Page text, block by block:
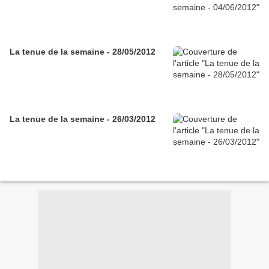
La tenue de la semaine - 28/05/2012
La tenue de la semaine - 26/03/2012